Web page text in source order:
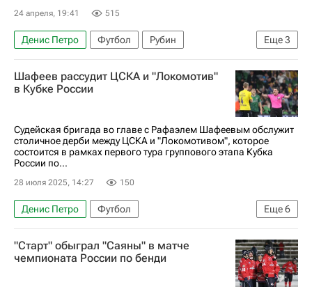
24 апреля, 19:41 515
Еще3
Денис Петро Футбол
Рубин
Динамо Москва
ПФК ЦСКА
РПЛ 2026-2027 (Чемпионат России по футболу)
Шафеев рассудит ЦСКА и "Локомотив"
в Кубке России
Судейская бригада во главе с Рафаэлем Шафеевым обслужит
столичное дерби между ЦСКА и "Локомотивом", которое
состоится в рамках первого тура группового этапа Кубка
России по...
28 июля 2025, 14:27 150
Еще6
Денис Петро
Футбол
Владислав Целовальников
Виталий Мешков
Динамо Москва
ПФК ЦСКА
"Старт" обыграл "Саяны" в матче
чемпионата России по бенди